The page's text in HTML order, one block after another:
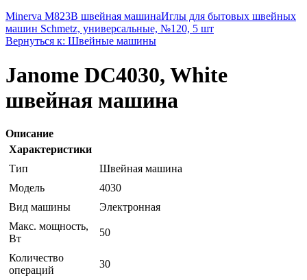
Minerva M823B швейная машинаИглы для бытовых швейных
машин Schmetz, универсальные, №120, 5 шт
Вернуться к: Швейные машины
Janome DC4030, White
швейная машина
Описание
Характеристики
Тип
Швейная машина
Модель
4030
Вид машины
Электронная
Макс. мощность,
Вт
50
Количество
операций
30